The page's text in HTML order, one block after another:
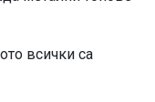
всички са